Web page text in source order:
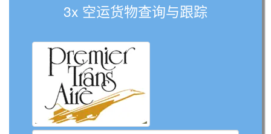
3x 空运货物查询与跟踪